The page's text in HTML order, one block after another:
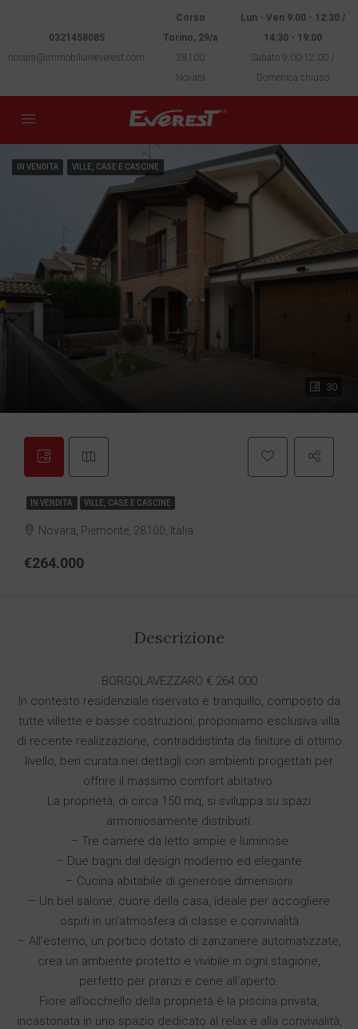
0321458085
novara@immobiliareeverest.com
Corso
Torino, 29/a
28100
Novara
Lun - Ven 9:00 - 12:30 /
14:30 - 19:00
Sabato 9:00-12:00 /
Domenica chiuso
30
IN VENDITA VILLE, CASE E CASCINE
IN VENDITA VILLE, CASE E CASCINE
Novara, Piemonte, 28100, Italia
€264.000
Descrizione
BORGOLAVEZZARO € 264.000
In contesto residenziale riservato e tranquillo, composto da
tutte villette e basse costruzioni, proponiamo esclusiva villa
di recente realizzazione, contraddistinta da finiture di ottimo
livello, ben curata nei dettagli con ambienti progettati per
offrire il massimo comfort abitativo.
La proprietà, di circa 150 mq, si sviluppa su spazi
armoniosamente distribuiti:
– Tre camere da letto ampie e luminose
– Due bagni dal design moderno ed elegante
– Cucina abitabile di generose dimensioni
– Un bel salone, cuore della casa, ideale per accogliere
ospiti in un’atmosfera di classe e convivialità
– All’esterno, un portico dotato di zanzariere automatizzate,
crea un ambiente protetto e vivibile in ogni stagione,
perfetto per pranzi e cene all’aperto.
Fiore all’occhiello della proprietà è la piscina privata,
incastonata in uno spazio dedicato al relax e alla convivialità,